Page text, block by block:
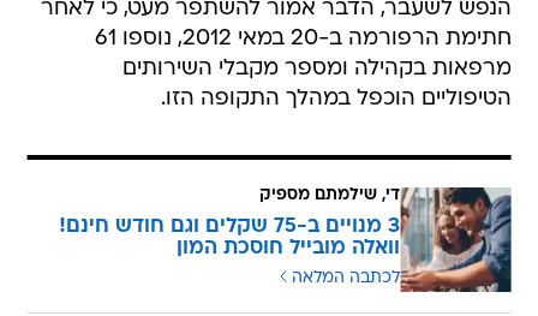
הנפש לשעבר, הדבר אמור להשתפר מעט, כי לאחר
חתימת הרפורמה ב-20 במאי 2012, נוספו 61
מרפאות בקהילה ומספר מקבלי השירותים
הטיפוליים הוכפל במהלך התקופה הזו.
די, שילמתם מספיק
3 מנויים ב-75 שקלים וגם חודש חינם!
וואלה מובייל חוסכת המון
לכתבה המלאה